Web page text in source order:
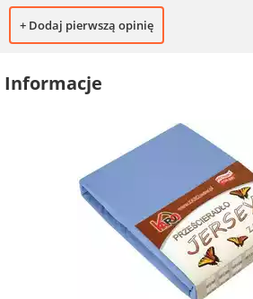
+ Dodaj pierwszą opinię
Informacje